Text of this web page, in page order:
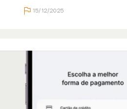
15/12/2025